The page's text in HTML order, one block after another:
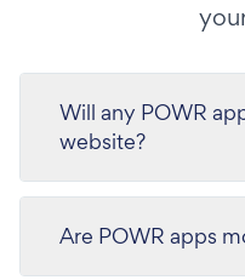
Will any POWR
website?
Are POWR apps